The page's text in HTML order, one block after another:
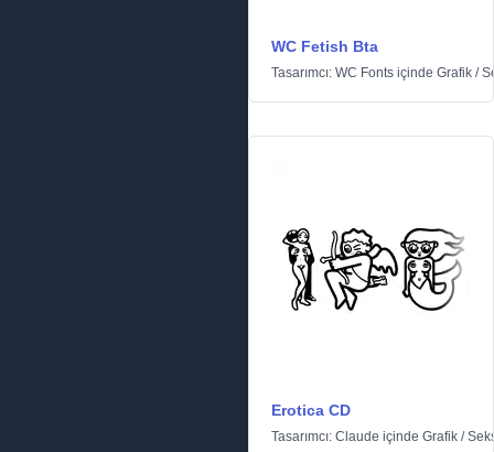
WC Fetish Bta
Tasarımcı: WC Fonts içinde Grafik /
Erotica CD
Tasarımcı: Claude içinde Grafik /